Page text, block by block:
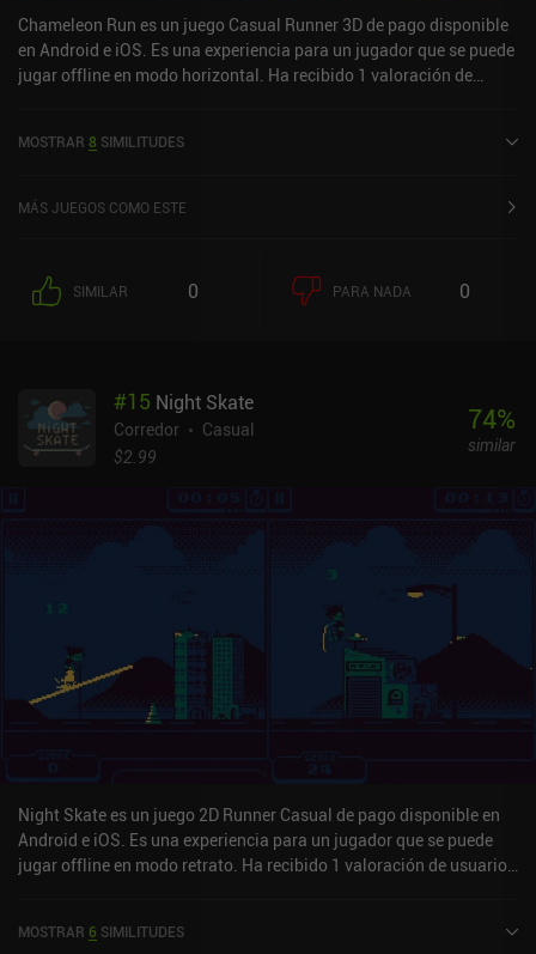
Chameleon Run es un juego Casual Runner 3D de pago disponible
en Android e iOS. Es una experiencia para un jugador que se puede
jugar offline en modo horizontal. Ha recibido 1 valoración de
Google Play y de 4,7 sobre 5,0 en la App Store de iOS.
MOSTRAR 8 SIMILITUDES
MÁS JUEGOS COMO ESTE
SIMILAR 0 PARA NADA 0
#15 Night Skate
Corredor
Casual
$2.99
74%
similar
Night Skate es un juego 2D Runner Casual de pago disponible en
Android e iOS. Es una experiencia para un jugador que se puede
jugar offline en modo retrato. Ha recibido 1 valoración de usuario
y de 4,8 sobre 5,0 en la App Store de iOS.
MOSTRAR 6 SIMILITUDES